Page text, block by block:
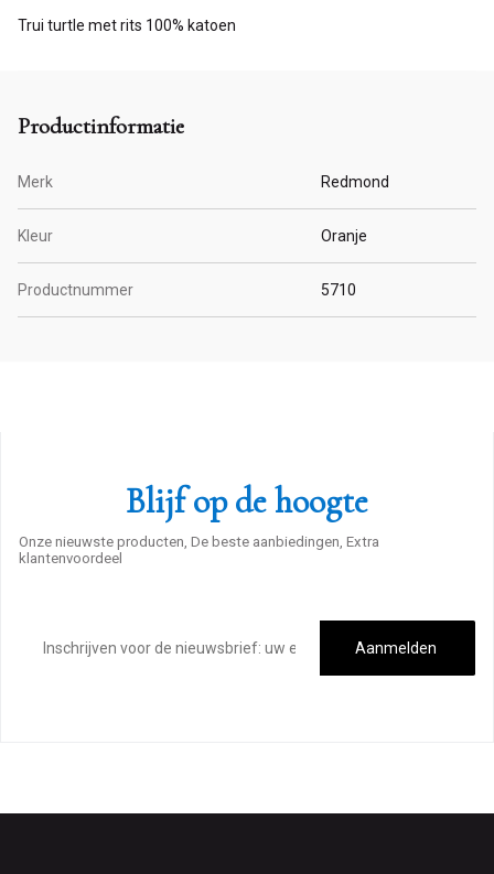
Trui turtle met rits 100% katoen
Productinformatie
Merk Redmond
Kleur Oranje
Productnummer 5710
Blijf op de hoogte
Onze nieuwste producten, De beste aanbiedingen, Extra
klantenvoordeel
mailadres
Aanmelden